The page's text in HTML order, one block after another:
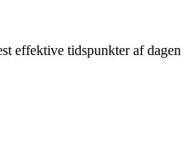
effektive tidspunkter af dagen